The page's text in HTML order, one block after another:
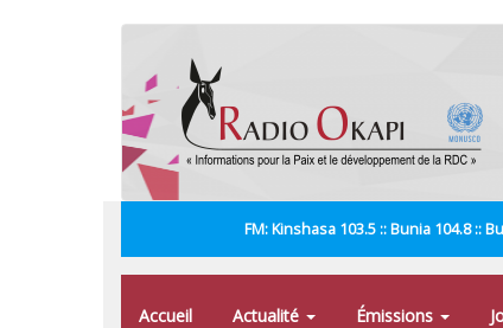
FM: Kinshasa 103.5 :: Bunia 104.8 ::
Accueil Actualité Émissions